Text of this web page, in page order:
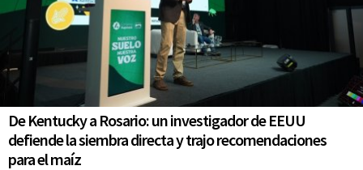
De Kentucky a Rosario: un investigador de EEUU
defiende la siembra directa y trajo recomendaciones
para el maíz